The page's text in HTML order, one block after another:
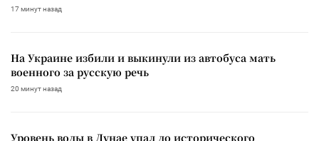
17 минут назад
На Украине избили и выкинули из автобуса мать
военного за русскую речь
20 минут назад
Уровень воды в Дунае упал до исторического